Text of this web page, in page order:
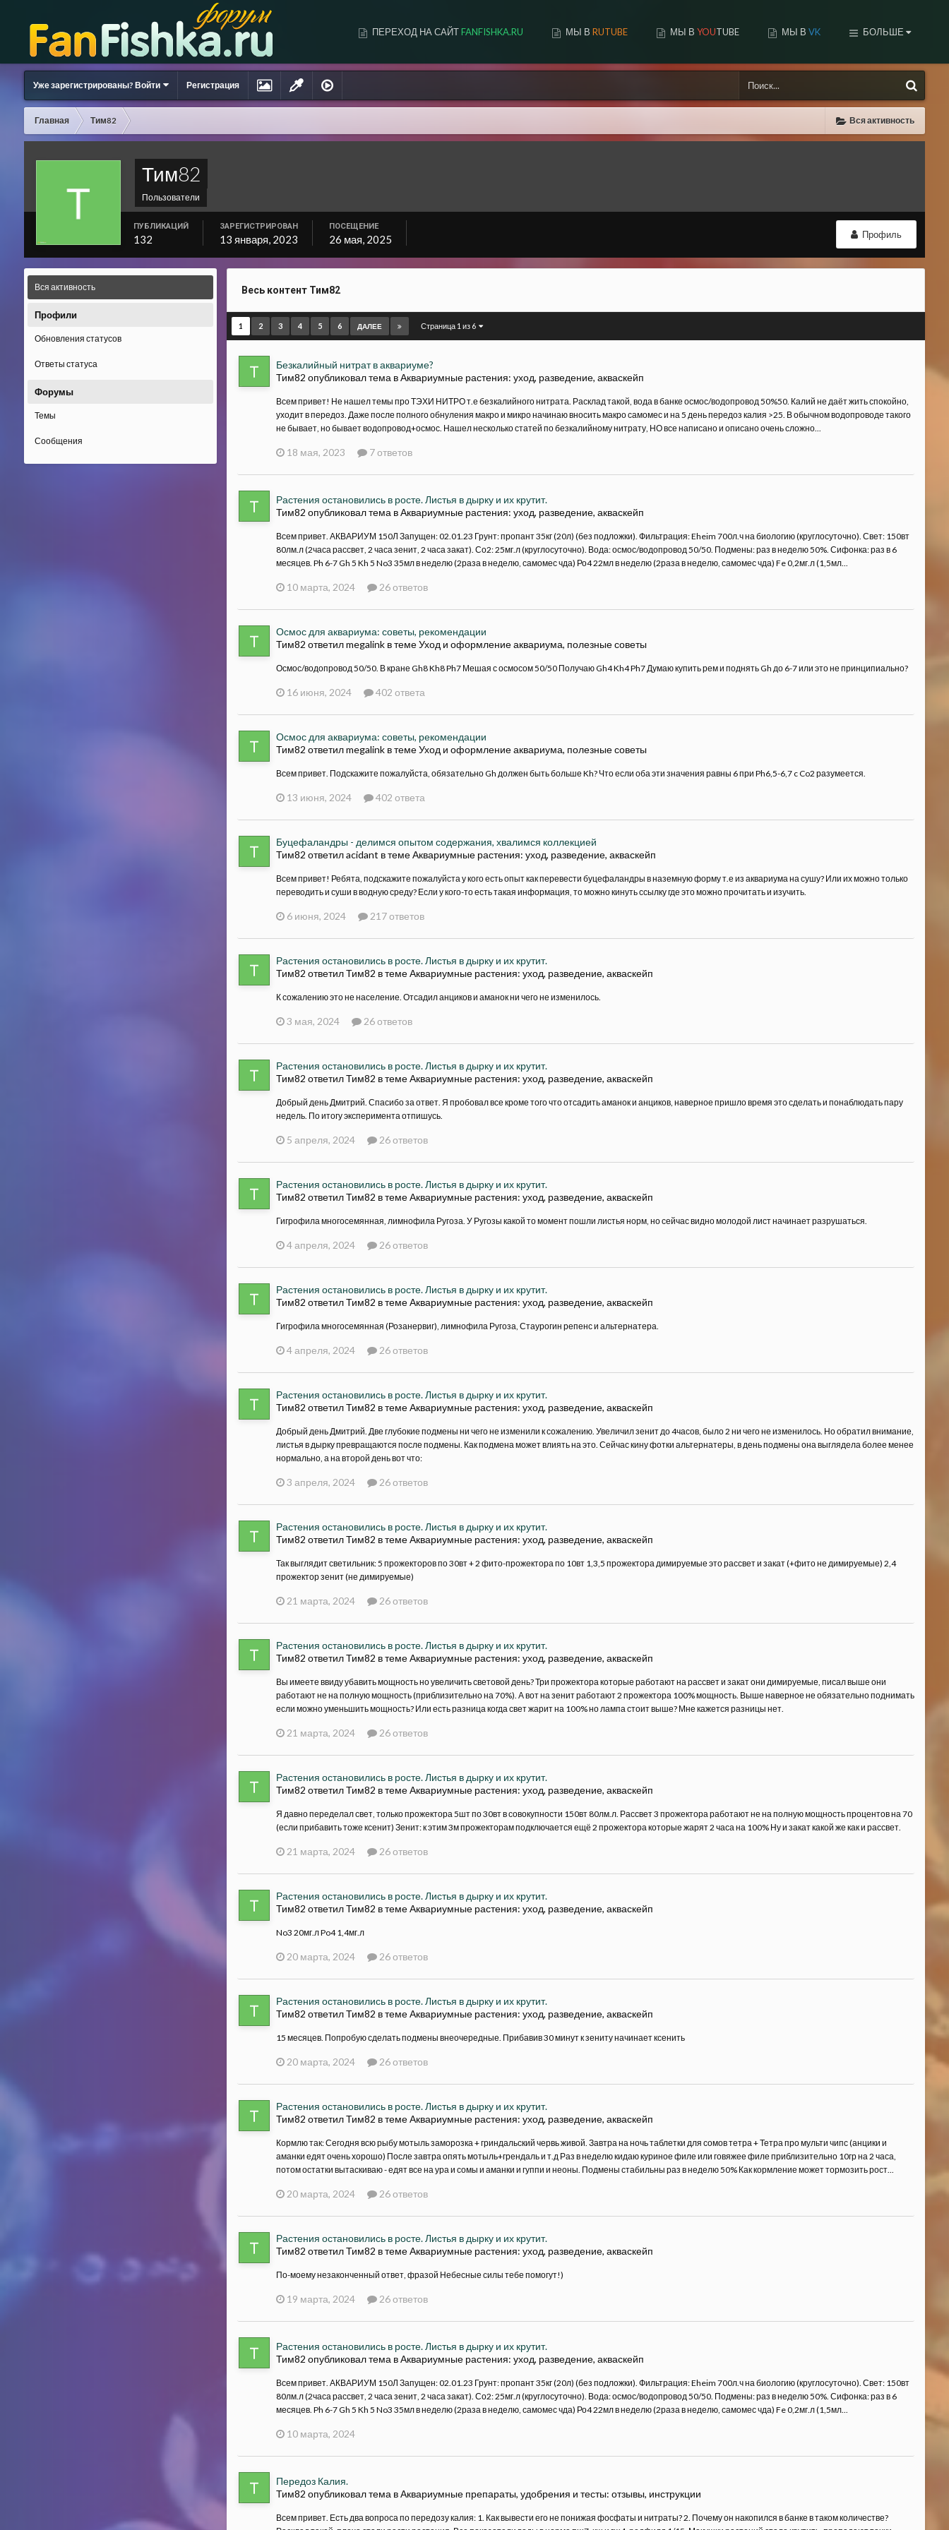
ПЕРЕХОД НА САЙТFANFISHKA.RU МЫ ВRUTUBE МЫ ВYOUTUBE МЫ ВVK БОЛЬШЕ
Уже зарегистрированы? Войти Регистрация
Вся активность
Главная Тим82
Тим82
Пользователи
Профиль
ПУБЛИКАЦИЙ
132
ЗАРЕГИСТРИРОВАН
13 января, 2023
ПОСЕЩЕНИЕ
26 мая, 2025
Вся активность
Профили
Обновления статусов
Ответы статуса
Форумы
Темы
Сообщения
Весь контент Тим82
1 2 3 4 5 6 ДАЛЕЕ Страница 1 из 6
Безкалийный нитрат в аквариуме?
Тим82 опубликовал тема вАквариумные растения: уход, разведение, акваскейп
Всем привет! Не нашел темы про ТЭХИ НИТРО т.е безкалийного нитрата. Расклад такой, вода в банке осмос/водопровод 50%50. Калий не даёт жить спокойно,
уходит в передоз. Даже после полного обнуления макро и микро начинаю вносить макро самомес и на 5 день передоз калия >25. В обычном водопроводе такого
не бывает, но бывает водопровод+осмос. Нашел несколько статей по безкалийному нитрату, НО все написано и описано очень сложно...
18 мая, 2023 7 ответов
Растения остановились в росте. Листья в дырку и их крутит.
Тим82 опубликовал тема вАквариумные растения: уход, разведение, акваскейп
Всем привет. АКВАРИУМ 150Л Запущен: 02.01.23 Грунт: пропант 35кг (20л) (без подложки). Фильтрация: Eheim 700л.ч на биологию (круглосуточно). Свет: 150вт
80лм.л (2часа рассвет, 2 часа зенит, 2 часа закат). Со2: 25мг.л (круглосуточно). Вода: осмос/водопровод 50/50. Подмены: раз в неделю 50%. Сифонка: раз в 6
месяцев. Ph 6-7 Gh 5 Kh 5 No3 35мл в неделю (2раза в неделю, самомес чда) Ро4 22мл в неделю (2раза в неделю, самомес чда) Fe 0,2мг.л (1,5мл...
10 марта, 2024 26 ответов
Осмос для аквариума: советы, рекомендации
Тим82 ответил megalink в темеУход и оформление аквариума, полезные советы
Осмос/водопровод 50/50. В кране Gh8 Kh8 Ph7 Мешая с осмосом 50/50 Получаю Gh4 Kh4 Ph7 Думаю купить рем и поднять Gh до 6-7 или это не принципиально?
16 июня, 2024 402 ответа
Осмос для аквариума: советы, рекомендации
Тим82 ответил megalink в темеУход и оформление аквариума, полезные советы
Всем привет. Подскажите пожалуйста, обязательно Gh должен быть больше Kh? Что если оба эти значения равны 6 при Ph6,5-6,7 c Co2 разумеется.
13 июня, 2024 402 ответа
Буцефаландры - делимся опытом содержания, хвалимся коллекцией
Тим82 ответил acidant в темеАквариумные растения: уход, разведение, акваскейп
Всем привет! Ребята, подскажите пожалуйста у кого есть опыт как перевести буцефаландры в наземную форму т.е из аквариума на сушу? Или их можно только
переводить и суши в водную среду? Если у кого-то есть такая информация, то можно кинуть ссылку где это можно прочитать и изучить.
6 июня, 2024 217 ответов
Растения остановились в росте. Листья в дырку и их крутит.
Тим82 ответил Тим82 в темеАквариумные растения: уход, разведение, акваскейп
К сожалению это не население. Отсадил анциков и аманок ни чего не изменилось.
3 мая, 2024 26 ответов
Растения остановились в росте. Листья в дырку и их крутит.
Тим82 ответил Тим82 в темеАквариумные растения: уход, разведение, акваскейп
Добрый день Дмитрий. Спасибо за ответ. Я пробовал все кроме того что отсадить аманок и анциков, наверное пришло время это сделать и понаблюдать пару
недель. По итогу эксперимента отпишусь.
5 апреля, 2024 26 ответов
Растения остановились в росте. Листья в дырку и их крутит.
Тим82 ответил Тим82 в темеАквариумные растения: уход, разведение, акваскейп
Гигрофила многосемянная, лимнофила Ругоза. У Ругозы какой то момент пошли листья норм, но сейчас видно молодой лист начинает разрушаться.
4 апреля, 2024 26 ответов
Растения остановились в росте. Листья в дырку и их крутит.
Тим82 ответил Тим82 в темеАквариумные растения: уход, разведение, акваскейп
Гигрофила многосемянная (Розанервиг), лимнофила Ругоза, Стаурогин репенс и альтернатера.
4 апреля, 2024 26 ответов
Растения остановились в росте. Листья в дырку и их крутит.
Тим82 ответил Тим82 в темеАквариумные растения: уход, разведение, акваскейп
Добрый день Дмитрий. Две глубокие подмены ни чего не изменили к сожалению. Увеличил зенит до 4часов, было 2 ни чего не изменилось. Но обратил внимание,
листья в дырку превращаются после подмены. Как подмена может влиять на это. Сейчас кину фотки альтернатеры, в день подмены она выглядела более менее
нормально, а на второй день вот что:
3 апреля, 2024 26 ответов
Растения остановились в росте. Листья в дырку и их крутит.
Тим82 ответил Тим82 в темеАквариумные растения: уход, разведение, акваскейп
Так выглядит светильник: 5 прожекторов по 30вт + 2 фито-прожектора по 10вт 1,3,5 прожектора димируемые это рассвет и закат (+фито не димируемые) 2,4
прожектор зенит (не димируемые)
21 марта, 2024 26 ответов
Растения остановились в росте. Листья в дырку и их крутит.
Тим82 ответил Тим82 в темеАквариумные растения: уход, разведение, акваскейп
Вы имеете ввиду убавить мощность но увеличить световой день? Три прожектора которые работают на рассвет и закат они димируемые, писал выше они
работают не на полную мощность (приблизительно на 70%). А вот на зенит работают 2 прожектора 100% мощность. Выше наверное не обязательно поднимать
если можно уменьшить мощность? Или есть разница когда свет жарит на 100% но лампа стоит выше? Мне кажется разницы нет.
21 марта, 2024 26 ответов
Растения остановились в росте. Листья в дырку и их крутит.
Тим82 ответил Тим82 в темеАквариумные растения: уход, разведение, акваскейп
Я давно переделал свет, только прожектора 5шт по 30вт в совокупности 150вт 80лм.л. Рассвет 3 прожектора работают не на полную мощность процентов на 70
(если прибавить тоже ксенит) Зенит: к этим 3м прожекторам подключается ещё 2 прожектора которые жарят 2 часа на 100% Ну и закат какой же как и рассвет.
21 марта, 2024 26 ответов
Растения остановились в росте. Листья в дырку и их крутит.
Тим82 ответил Тим82 в темеАквариумные растения: уход, разведение, акваскейп
No3 20мг.л Po4 1,4мг.л
20 марта, 2024 26 ответов
Растения остановились в росте. Листья в дырку и их крутит.
Тим82 ответил Тим82 в темеАквариумные растения: уход, разведение, акваскейп
15 месяцев. Попробую сделать подмены внеочередные. Прибавив 30 минут к зениту начинает ксенить
20 марта, 2024 26 ответов
Растения остановились в росте. Листья в дырку и их крутит.
Тим82 ответил Тим82 в темеАквариумные растения: уход, разведение, акваскейп
Кормлю так: Сегодня всю рыбу мотыль заморозка + гриндальский червь живой. Завтра на ночь таблетки для сомов тетра + Тетра про мульти чипс (анцики и
аманки едят очень хорошо) После завтра опять мотыль+грендаль и т.д Раз в неделю кидаю куриное филе или говяжее филе приблизительно 10гр на 2 часа,
потом остатки вытаскиваю - едят все на ура и сомы и аманки и гуппи и неоны. Подмены стабильны раз в неделю 50% Как кормление может тормозить рост...
20 марта, 2024 26 ответов
Растения остановились в росте. Листья в дырку и их крутит.
Тим82 ответил Тим82 в темеАквариумные растения: уход, разведение, акваскейп
По-моему незаконченный ответ, фразой Небесные силы тебе помогут!)
19 марта, 2024 26 ответов
Растения остановились в росте. Листья в дырку и их крутит.
Тим82 опубликовал тема вАквариумные растения: уход, разведение, акваскейп
Всем привет. АКВАРИУМ 150Л Запущен: 02.01.23 Грунт: пропант 35кг (20л) (без подложки). Фильтрация: Eheim 700л.ч на биологию (круглосуточно). Свет: 150вт
80лм.л (2часа рассвет, 2 часа зенит, 2 часа закат). Со2: 25мг.л (круглосуточно). Вода: осмос/водопровод 50/50. Подмены: раз в неделю 50%. Сифонка: раз в 6
месяцев. Ph 6-7 Gh 5 Kh 5 No3 35мл в неделю (2раза в неделю, самомес чда) Ро4 22мл в неделю (2раза в неделю, самомес чда) Fe 0,2мг.л (1,5мл...
10 марта, 2024
Передоз Калия.
Тим82 опубликовал тема вАквариумные препараты, удобрения и тесты: отзывы, инструкции
Всем привет. Есть два вопроса по передозу калия: 1. Как вывести его не понижая фосфаты и нитраты? 2. Почему он накопился в банке в таком количестве?